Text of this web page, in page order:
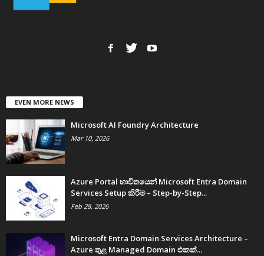
EVEN MORE NEWS
Microsoft AI Foundry Architecture
Mar 10, 2026
Azure Portal භාවිතයෙන් Microsoft Entra Domain
Services Setup කිරීම – Step-by-Step...
Feb 28, 2026
Microsoft Entra Domain Services Architecture –
Azure තුළ Managed Domain එකක්...